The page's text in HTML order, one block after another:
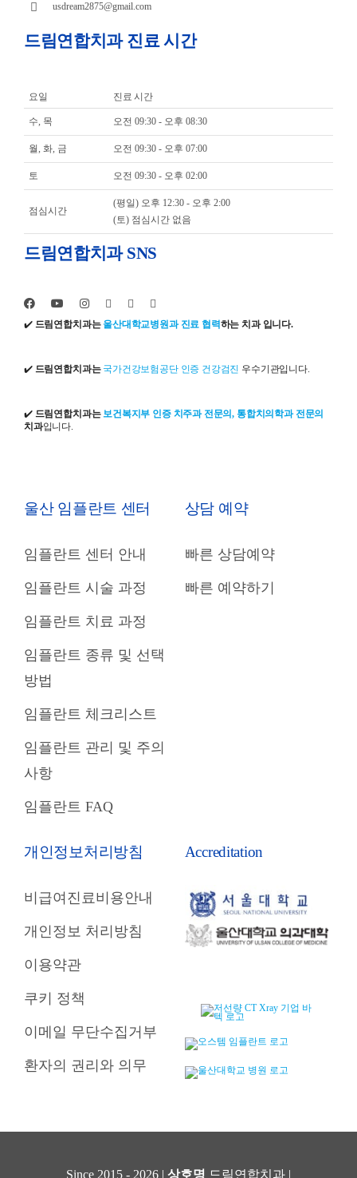
usdream2875@gmail.com
드림연합치과 진료 시간
요일 진료 시간
수, 목 오전 09:30 - 오후 08:30
월, 화, 금 오전 09:30 - 오후 07:00
토 오전 09:30 - 오후 02:00
점심시간
(평일) 오후 12:30 - 오후 2:00
(토) 점심시간 없음
드림연합치과 SNS
✔️ 드림연합치과는 울산대학교병원과 진료 협력하는 치과 입니다.
✔️ 드림연합치과는 국가건강보험공단 인증 건강검진 우수기관입니다.
✔️ 드림연합치과는 보건복지부 인증 치주과 전문의, 통합치의학과 전문의
치과입니다.
울산 임플란트 센터
임플란트 센터 안내
임플란트 시술 과정
임플란트 치료 과정
임플란트 종류 및 선택
방법
임플란트 체크리스트
임플란트 관리 및 주의
사항
임플란트 FAQ
상담 예약
빠른 상담예약
빠른 예약하기
개인정보처리방침
비급여진료비용안내
개인정보 처리방침
이용약관
쿠키 정책
이메일 무단수집거부
환자의 권리와 의무
Accreditation
Since 2015 - 2026 | 상호명 드림연합치과 |